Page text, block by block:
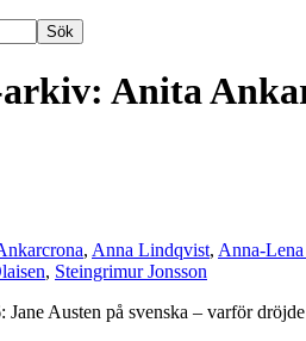
Anita
, Anna Lindqvist, Anna-
, Steingrimur Jonsson
Jane Austen på svenska – varför